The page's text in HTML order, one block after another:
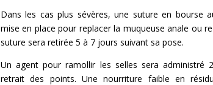
Dans les cas plus sévères, une suture en bourse
mise en place pour replacer la muqueuse anale ou
suture sera retirée 5 à 7 jours suivant sa pose.
Un agent pour ramollir les selles sera administré
retrait des points. Une nourriture faible en